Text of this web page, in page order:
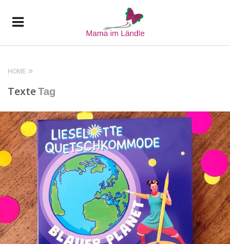
HOME
TexteTag
READ MORE